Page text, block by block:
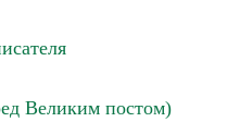
Великим постом)